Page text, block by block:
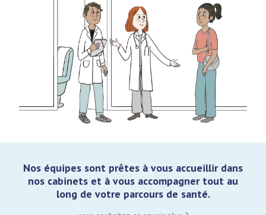
Nos équipes sont prêtes à vous accueillir dans
nos cabinets et à vous accompagner tout au
long de votre parcours de santé.